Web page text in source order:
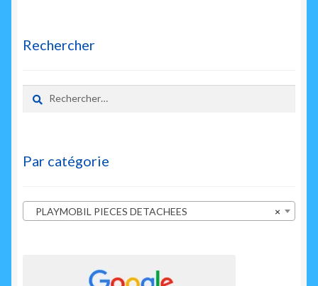
Rechercher
Rechercher :
Par catégorie
×
PLAYMOBIL PIECES DETACHEES